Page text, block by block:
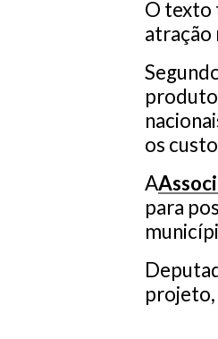
O texto
atração
os
A
para
projeto,